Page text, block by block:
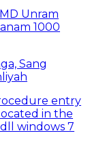
Unram
1000
Sang
entry
in the
windows 7